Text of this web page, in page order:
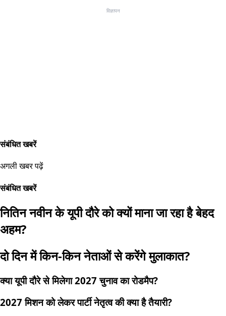
विज्ञापन
संबंधित खबरें
अगली खबर पढ़ें
संबंधित खबरें
नितिन नवीन के यूपी दौरे को क्यों माना जा रहा है बेहद
अहम?
दो दिन में किन-किन नेताओं से करेंगे मुलाकात?
क्या यूपी दौरे से मिलेगा 2027 चुनाव का रोडमैप?
2027 मिशन को लेकर पार्टी नेतृत्व की क्या है तैयारी?